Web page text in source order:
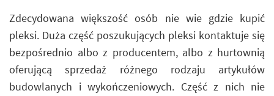
Zdecydowana większość osób nie wie gdzie kupić
pleksi. Duża część poszukujących pleksi kontaktuje się
bezpośrednio albo z producentem, albo z hurtownią
oferującą sprzedaż różnego rodzaju artykułów
budowlanych i wykończeniowych. Część z nich nie